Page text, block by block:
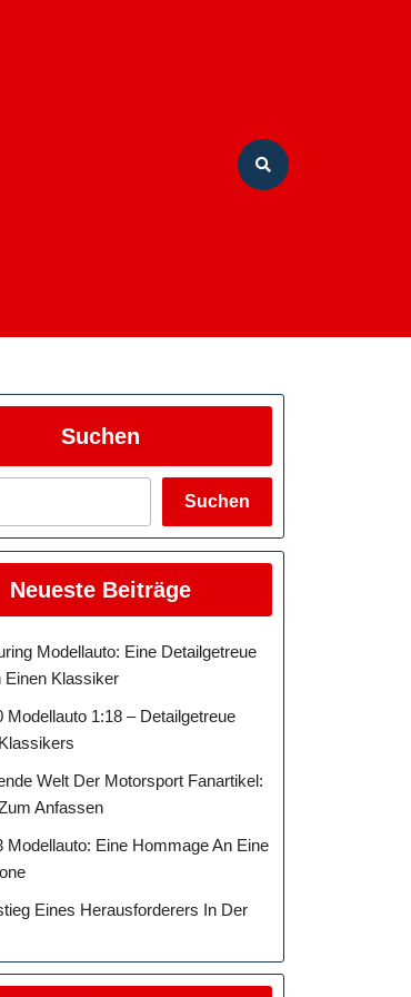
Suchen
Suchen
Neueste Beiträge
Modellauto: Eine Detailgetreue
Einen Klassiker
Modellauto 1:18 – Detailgetreue
Welt Der Motorsport Fanartikel:
Anfassen
Modellauto: Eine Hommage An Eine
Eines Herausforderers In Der